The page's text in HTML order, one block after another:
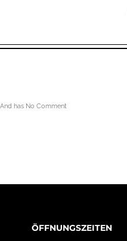
And has No Comment
ÖFFNUNGSZEITEN